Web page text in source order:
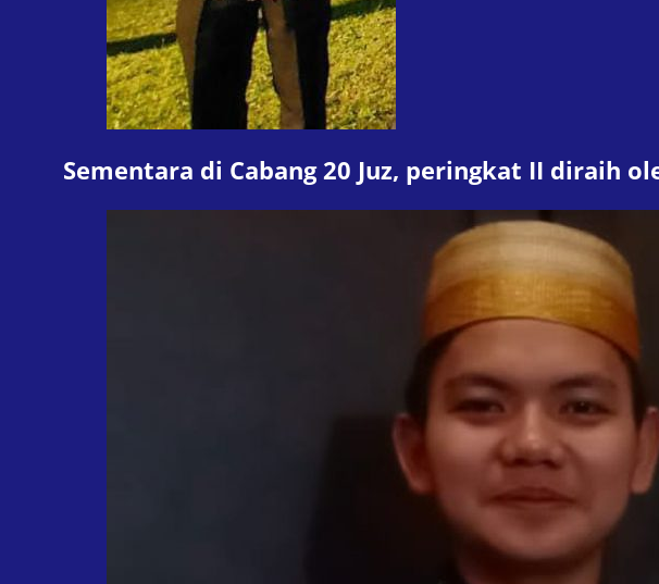
Sementara di Cabang 20 Juz, peringkat II diraih